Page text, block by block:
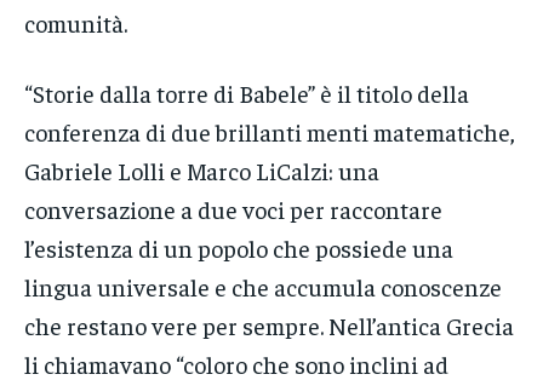
comunità.
“Storie dalla torre di Babele” è il titolo della
conferenza di due brillanti menti matematiche,
Gabriele Lolli e Marco LiCalzi: una
conversazione a due voci per raccontare
l’esistenza di un popolo che possiede una
lingua universale e che accumula conoscenze
che restano vere per sempre. Nell’antica Grecia
li chiamavano “coloro che sono inclini ad